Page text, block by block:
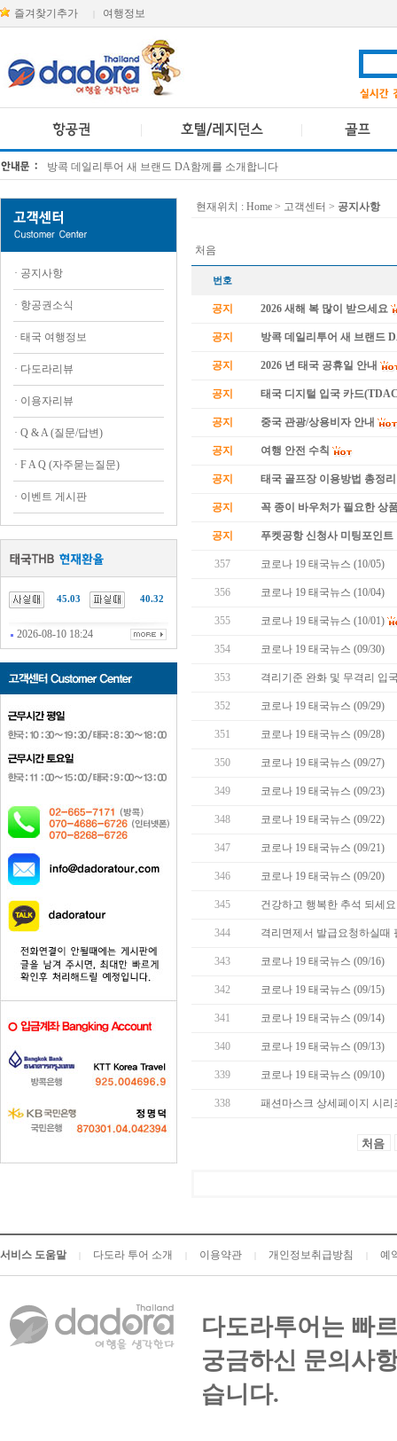
즐겨찾기추가 여행정보
방콕 데일리투어 새 브랜드 DA함께를 소개합니다
· 공지사항
· 항공권소식
· 태국 여행정보
· 다도라리뷰
· 이용자리뷰
· Q & A (질문/답변)
· F A Q (자주묻는질문)
· 이벤트 게시판
45.03 40.32
2026-08-10 18:24
현재위치 : Home > 고객센터 > 공지사항
처음
번호
공지 2026 새해 복 많이 받으세요
공지 방콕 데일리투어 새 브랜드
공지 2026 년 태국 공휴일 안내
공지 태국 디지털 입국 카드
공지 중국 관광/상용비자 안내
공지 여행 안전 수칙
공지 태국 골프장 이용방법 총정리
공지 꼭 종이 바우처가 필요한 상
공지 푸켓공항 신청사 미팅포인트
357 코로나 19 태국뉴스 (10/05)
356 코로나 19 태국뉴스 (10/04)
355 코로나 19 태국뉴스 (10/01)
354 코로나 19 태국뉴스 (09/30)
353 격리기준 완화 및 무격리 입
352 코로나 19 태국뉴스 (09/29)
351 코로나 19 태국뉴스 (09/28)
350 코로나 19 태국뉴스 (09/27)
349 코로나 19 태국뉴스 (09/23)
348 코로나 19 태국뉴스 (09/22)
347 코로나 19 태국뉴스 (09/21)
346 코로나 19 태국뉴스 (09/20)
345 건강하고 행복한 추석 되세
344 격리면제서 발급요청하실때
343 코로나 19 태국뉴스 (09/16)
342 코로나 19 태국뉴스 (09/15)
341 코로나 19 태국뉴스 (09/14)
340 코로나 19 태국뉴스 (09/13)
339 코로나 19 태국뉴스 (09/10)
338 패션마스크 상세페이지 시리
처음
서비스 도움말 다도라 투어 소개 이용약관 개인정보취급방침 예
다도라투어는 빠
궁금하신 문의사
습니다.